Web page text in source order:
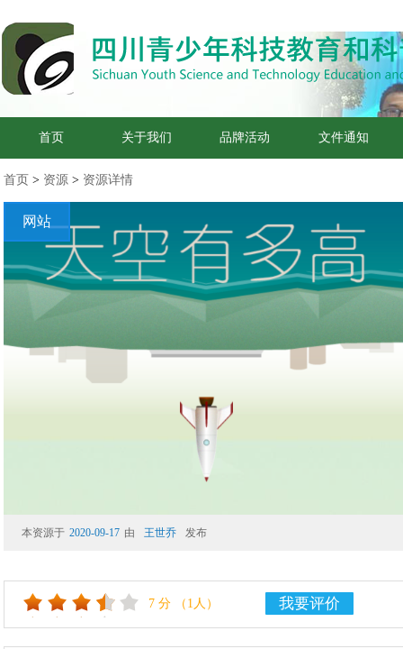
首页 关于我们 品牌活动 文件通知
首页 > 资源 > 资源详情
本资源于 2020-09-17 由 王世乔 发布
网站
7 分 （1人） 我要评价